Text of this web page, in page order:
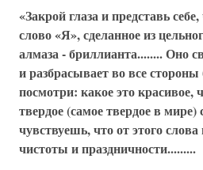
«Закрой глаза и представь
слово «Я», сделанное из
алмаза - бриллианта........ Оно
и разбрасывает во все
посмотри: какое это красивое,
твердое (самое твердое в
чувствуешь, что от этого
чистоты и праздничности.........